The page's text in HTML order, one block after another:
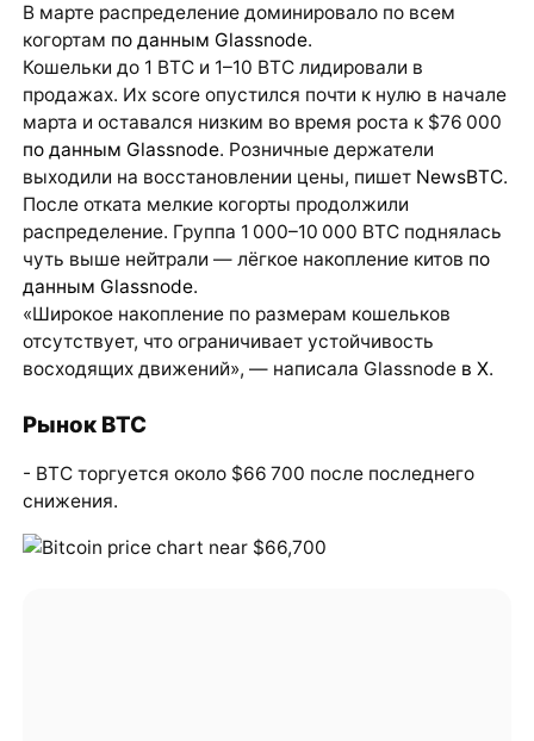
В марте распределение доминировало по всем
когортам по данным Glassnode.
Кошельки до 1 BTC и 1–10 BTC лидировали в
продажах. Их score опустился почти к нулю в начале
марта и оставался низким во время роста к $76 000
по данным Glassnode. Розничные держатели
выходили на восстановлении цены, пишет NewsBTC.
После отката мелкие когорты продолжили
распределение. Группа 1 000–10 000 BTC поднялась
чуть выше нейтрали — лёгкое накопление китов по
данным Glassnode.
«Широкое накопление по размерам кошельков
отсутствует, что ограничивает устойчивость
восходящих движений», — написала Glassnode в X.
Рынок BTC
- BTC торгуется около $66 700 после последнего
снижения.